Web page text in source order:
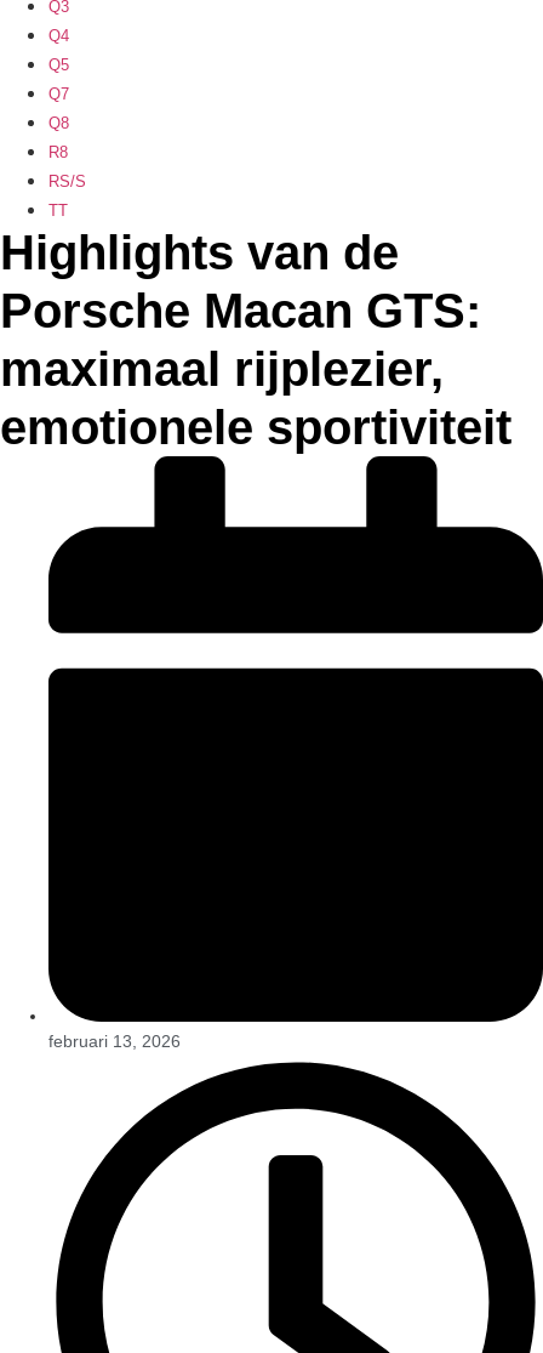
Q3
Q4
Q5
Q7
Q8
R8
RS/S
TT
Highlights van de
Porsche Macan GTS:
maximaal rijplezier,
emotionele sportiviteit
februari 13, 2026